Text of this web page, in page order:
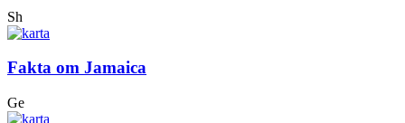
Sh
Fakta om Jamaica
Ge